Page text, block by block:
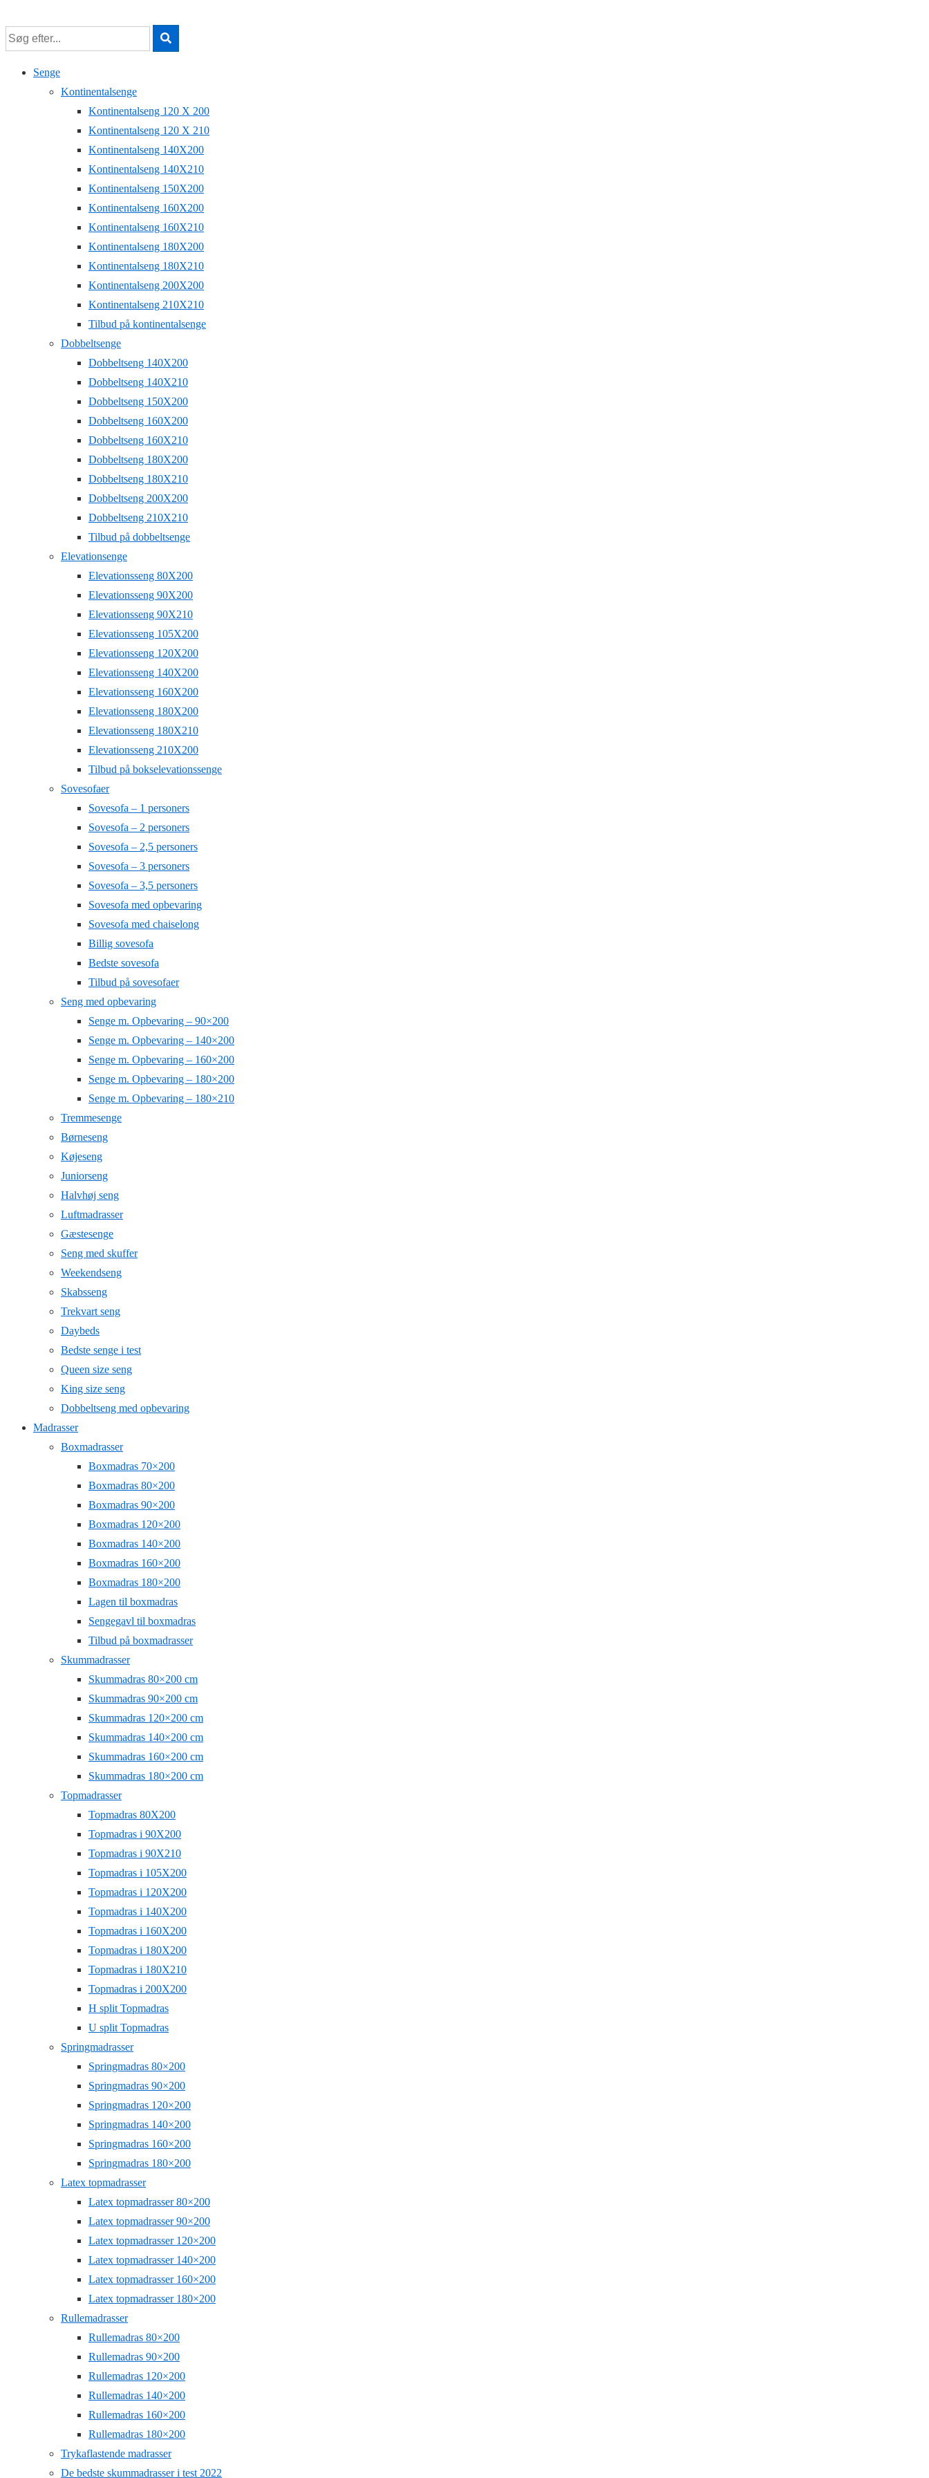
Hop
til
hovedindhold
Senge
Kontinentalsenge
Kontinentalseng 120 X 200
Kontinentalseng 120 X 210
Kontinentalseng 140X200
Kontinentalseng 140X210
Kontinentalseng 150X200
Kontinentalseng 160X200
Kontinentalseng 160X210
Kontinentalseng 180X200
Kontinentalseng 180X210
Kontinentalseng 200X200
Kontinentalseng 210X210
Tilbud på kontinentalsenge
Dobbeltsenge
Dobbeltseng 140X200
Dobbeltseng 140X210
Dobbeltseng 150X200
Dobbeltseng 160X200
Dobbeltseng 160X210
Dobbeltseng 180X200
Dobbeltseng 180X210
Dobbeltseng 200X200
Dobbeltseng 210X210
Tilbud på dobbeltsenge
Elevationsenge
Elevationsseng 80X200
Elevationsseng 90X200
Elevationsseng 90X210
Elevationsseng 105X200
Elevationsseng 120X200
Elevationsseng 140X200
Elevationsseng 160X200
Elevationsseng 180X200
Elevationsseng 180X210
Elevationsseng 210X200
Tilbud på bokselevationssenge
Sovesofaer
Sovesofa – 1 personers
Sovesofa – 2 personers
Sovesofa – 2,5 personers
Sovesofa – 3 personers
Sovesofa – 3,5 personers
Sovesofa med opbevaring
Sovesofa med chaiselong
Billig sovesofa
Bedste sovesofa
Tilbud på sovesofaer
Seng med opbevaring
Senge m. Opbevaring – 90×200
Senge m. Opbevaring – 140×200
Senge m. Opbevaring – 160×200
Senge m. Opbevaring – 180×200
Senge m. Opbevaring – 180×210
Tremmesenge
Børneseng
Køjeseng
Juniorseng
Halvhøj seng
Luftmadrasser
Gæstesenge
Seng med skuffer
Weekendseng
Skabsseng
Trekvart seng
Daybeds
Bedste senge i test
Queen size seng
King size seng
Dobbeltseng med opbevaring
Madrasser
Boxmadrasser
Boxmadras 70×200
Boxmadras 80×200
Boxmadras 90×200
Boxmadras 120×200
Boxmadras 140×200
Boxmadras 160×200
Boxmadras 180×200
Lagen til boxmadras
Sengegavl til boxmadras
Tilbud på boxmadrasser
Skummadrasser
Skummadras 80×200 cm
Skummadras 90×200 cm
Skummadras 120×200 cm
Skummadras 140×200 cm
Skummadras 160×200 cm
Skummadras 180×200 cm
Topmadrasser
Topmadras 80X200
Topmadras i 90X200
Topmadras i 90X210
Topmadras i 105X200
Topmadras i 120X200
Topmadras i 140X200
Topmadras i 160X200
Topmadras i 180X200
Topmadras i 180X210
Topmadras i 200X200
H split Topmadras
U split Topmadras
Springmadrasser
Springmadras 80×200
Springmadras 90×200
Springmadras 120×200
Springmadras 140×200
Springmadras 160×200
Springmadras 180×200
Latex topmadrasser
Latex topmadrasser 80×200
Latex topmadrasser 90×200
Latex topmadrasser 120×200
Latex topmadrasser 140×200
Latex topmadrasser 160×200
Latex topmadrasser 180×200
Rullemadrasser
Rullemadras 80×200
Rullemadras 90×200
Rullemadras 120×200
Rullemadras 140×200
Rullemadras 160×200
Rullemadras 180×200
Trykaflastende madrasser
De bedste skummadrasser i test 2022